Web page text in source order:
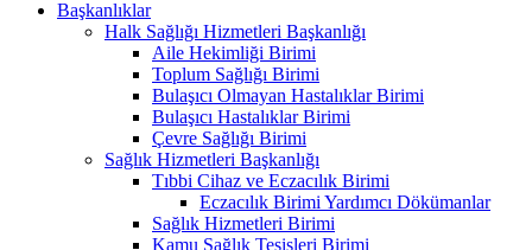
Başkanlıklar
Halk Sağlığı Hizmetleri Başkanlığı
Aile Hekimliği Birimi
Toplum Sağlığı Birimi
Bulaşıcı Olmayan Hastalıklar Birimi
Bulaşıcı Hastalıklar Birimi
Çevre Sağlığı Birimi
Sağlık Hizmetleri Başkanlığı
Tıbbi Cihaz ve Eczacılık Birimi
Eczacılık Birimi Yardımcı Dökümanlar
Sağlık Hizmetleri Birimi
Kamu Sağlık Tesisleri Birimi